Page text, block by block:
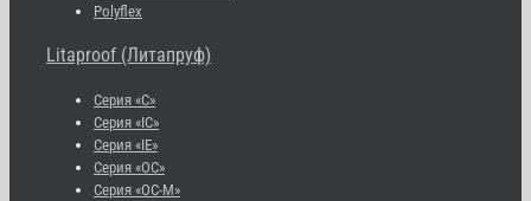
Polyflex
Litaproof (Литапруф)
Серия «С»
Серия «IC»
Серия «IE»
Серия «OC»
Серия «OC-M»